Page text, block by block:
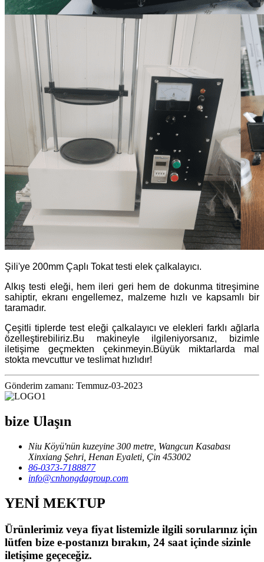
Şili'ye 200mm Çaplı Tokat testi elek çalkalayıcı.
Alkış testi eleği, hem ileri geri hem de dokunma titreşimine
sahiptir, ekranı engellemez, malzeme hızlı ve kapsamlı bir
taramadır.
Çeşitli tiplerde test eleği çalkalayıcı ve elekleri farklı ağlarla
özelleştirebiliriz.Bu makineyle ilgileniyorsanız, bizimle
iletişime geçmekten çekinmeyin.Büyük miktarlarda mal
stokta mevcuttur ve teslimat hızlıdır!
Gönderim zamanı: Temmuz-03-2023
bize Ulaşın
Niu Köyü'nün kuzeyine 300 metre, Wangcun Kasabası
Xinxiang Şehri, Henan Eyaleti, Çin 453002
86-0373-7188877
info@cnhongdagroup.com
YENİ MEKTUP
Ürünlerimiz veya fiyat listemizle ilgili sorularınız için
lütfen bize e-postanızı bırakın, 24 saat içinde sizinle
iletişime geçeceğiz.